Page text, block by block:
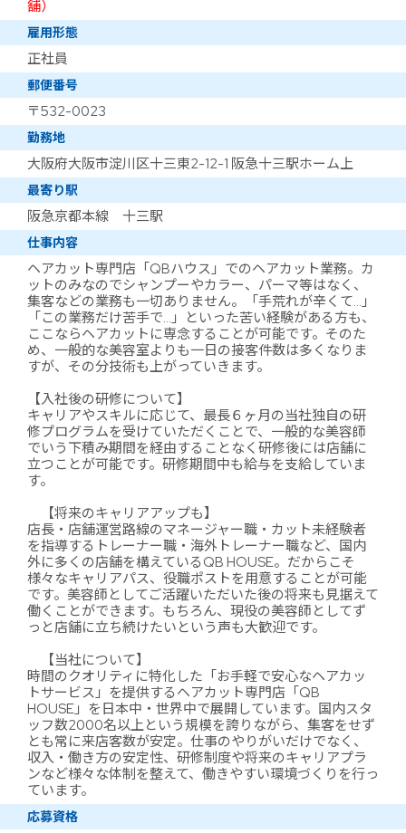
舗）
雇用形態
正社員
郵便番号
〒532-0023
勤務地
大阪府大阪市淀川区十三東2-12-1 阪急十三駅ホーム上
最寄り駅
阪急京都本線 十三駅
仕事内容
ヘアカット専門店「QBハウス」でのヘアカット業務。カ
ットのみなのでシャンプーやカラー、パーマ等はなく、
集客などの業務も一切ありません。「手荒れが辛くて…」
「この業務だけ苦手で…」といった苦い経験がある方も、
ここならヘアカットに専念することが可能です。そのた
め、一般的な美容室よりも一日の接客件数は多くなりま
すが、その分技術も上がっていきます。
【入社後の研修について】
キャリアやスキルに応じて、最長６ヶ月の当社独自の研
修プログラムを受けていただくことで、一般的な美容師
でいう下積み期間を経由することなく研修後には店舗に
立つことが可能です。研修期間中も給与を支給していま
す。
【将来のキャリアアップも】
店長・店舗運営路線のマネージャー職・カット未経験者
を指導するトレーナー職・海外トレーナー職など、国内
外に多くの店舗を構えているQB HOUSE。だからこそ
様々なキャリアパス、役職ポストを用意することが可能
です。美容師としてご活躍いただいた後の将来も見据えて
働くことができます。もちろん、現役の美容師としてず
っと店舗に立ち続けたいという声も大歓迎です。
【当社について】
時間のクオリティに特化した「お手軽で安心なヘアカッ
トサービス」を提供するヘアカット専門店「QB
HOUSE」を日本中・世界中で展開しています。国内スタ
ッフ数2000名以上という規模を誇りながら、集客をせず
とも常に来店客数が安定。仕事のやりがいだけでなく、
収入・働き方の安定性、研修制度や将来のキャリアプラ
ンなど様々な体制を整えて、働きやすい環境づくりを行っ
ています。
応募資格